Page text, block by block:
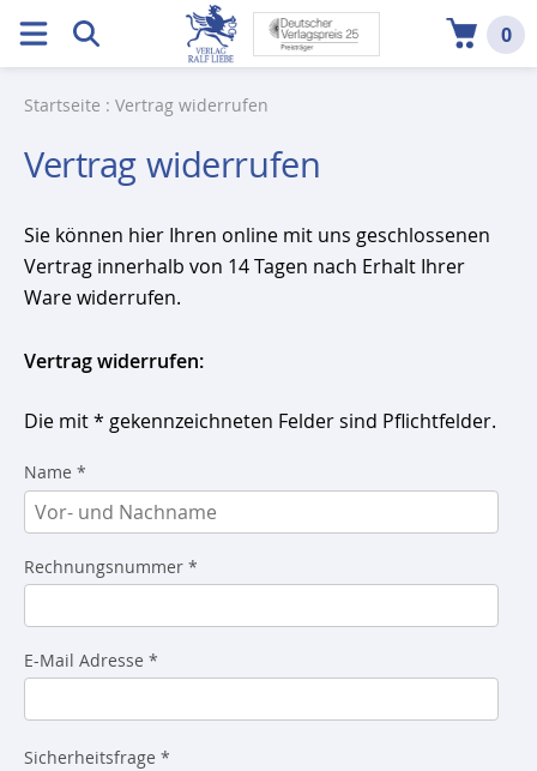
0
Startseite : Vertrag widerrufen
Vertrag widerrufen
Sie können hier Ihren online mit uns geschlossenen
Vertrag innerhalb von 14 Tagen nach Erhalt Ihrer
Ware widerrufen.
Vertrag widerrufen:
Die mit * gekennzeichneten Felder sind Pflichtfelder.
Name *
Rechnungsnummer *
E-Mail Adresse *
Sicherheitsfrage *